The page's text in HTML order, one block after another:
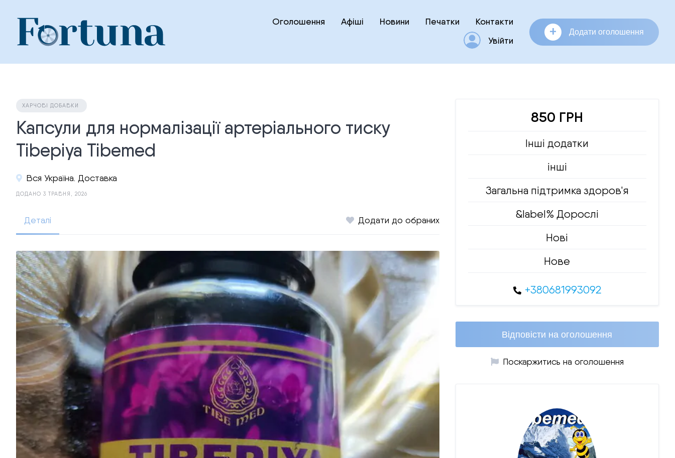
content
Оголошення Афіші Новини Печатки
Контакти
Увійти
+ Додати оголошення
ХАРЧОВІ ДОБАВКИ
Капсули для нормалізації артеріального тиску
Tibepiya Tibemed
Вся Україна. Доставка
ДОДАНО 3 ТРАВНЯ, 2026
Деталі Додати до обраних
850 ГРН
Інші додатки
інші
Загальна підтримка здоров'я
&label% Дорослі
Нові
Нове
+380681993092
Відповісти на оголошення
Поскаржитись на оголошення